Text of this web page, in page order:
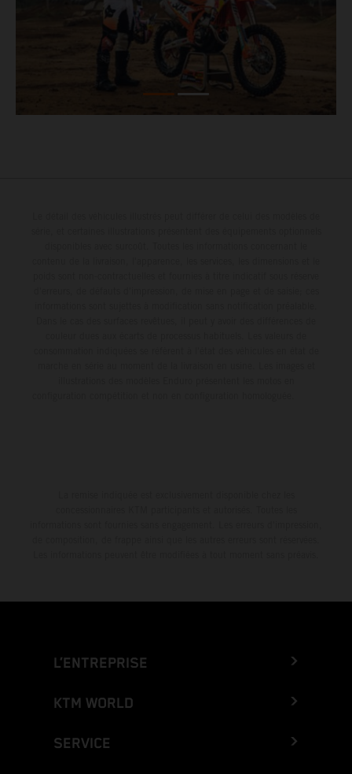
L’ENTREPRISE
KTM WORLD
SERVICE